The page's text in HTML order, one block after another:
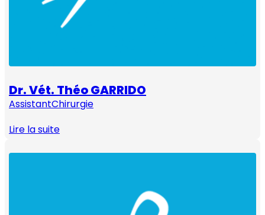
Dr. Vét. Théo GARRIDO
AssistantChirurgie
Lire la suite